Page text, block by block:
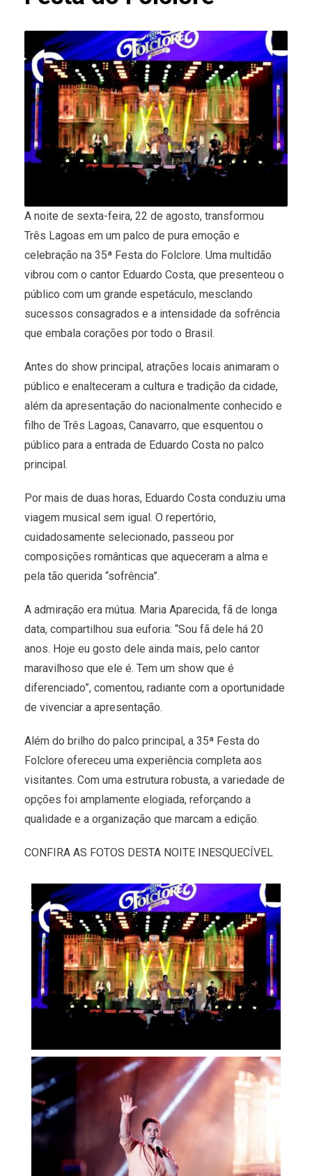
A noite de sexta-feira, 22 de agosto, transformou
Três Lagoas em um palco de pura emoção e
celebração na 35ª Festa do Folclore. Uma multidão
vibrou com o cantor Eduardo Costa, que presenteou o
público com um grande espetáculo, mesclando
sucessos consagrados e a intensidade da sofrência
que embala corações por todo o Brasil.
Antes do show principal, atrações locais animaram o
público e enalteceram a cultura e tradição da cidade,
além da apresentação do nacionalmente conhecido e
filho de Três Lagoas, Canavarro, que esquentou o
público para a entrada de Eduardo Costa no palco
principal.
Por mais de duas horas, Eduardo Costa conduziu uma
viagem musical sem igual. O repertório,
cuidadosamente selecionado, passeou por
composições românticas que aqueceram a alma e
pela tão querida “sofrência”.
A admiração era mútua. Maria Aparecida, fã de longa
data, compartilhou sua euforia: “Sou fã dele há 20
anos. Hoje eu gosto dele ainda mais, pelo cantor
maravilhoso que ele é. Tem um show que é
diferenciado”, comentou, radiante com a oportunidade
de vivenciar a apresentação.
Além do brilho do palco principal, a 35ª Festa do
Folclore ofereceu uma experiência completa aos
visitantes. Com uma estrutura robusta, a variedade de
opções foi amplamente elogiada, reforçando a
qualidade e a organização que marcam a edição.
CONFIRA AS FOTOS DESTA NOITE INESQUECÍVEL